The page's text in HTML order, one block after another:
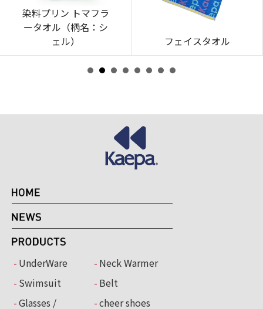
染料プリン トマフラ
ータオル（柄名：シ
ェル）
フェイスタオル
UnderWare
Neck Warmer
Swimsuit
Belt
Glasses /
cheer shoes